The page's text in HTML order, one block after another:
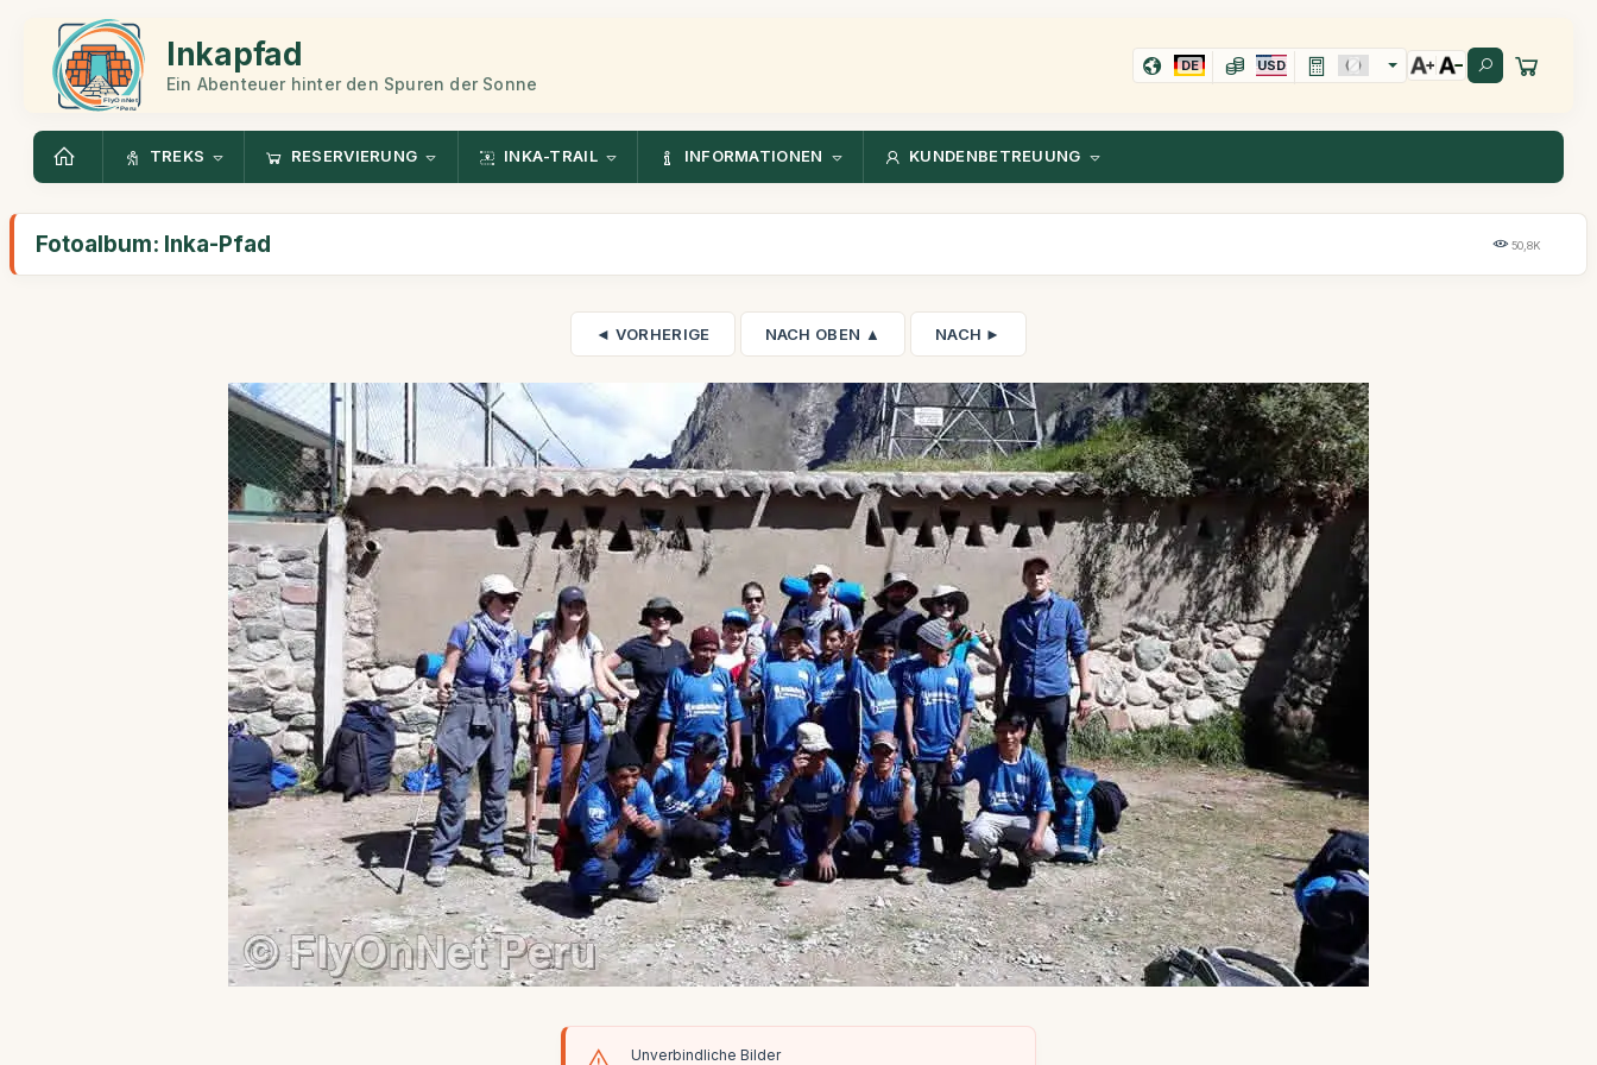
Inkapfad
Ein Abenteuer hinter den Spuren der Sonne
DE USD
TREKS RESERVIERUNG INKA-TRAIL INFORMATIONEN KUNDENBETREUUNG
Fotoalbum: Inka-Pfad 50,8K
◄ VORHERIGE NACH OBEN ▲ NACH ►
Unverbindliche Bilder